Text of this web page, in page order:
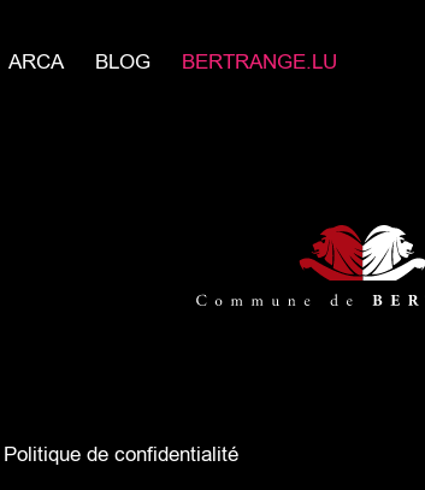
ARCA BLOG BERTRANGE.LU
Politique de confidentialité